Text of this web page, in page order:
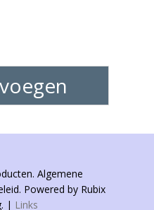
Algemene
Powered by Rubix
| Links